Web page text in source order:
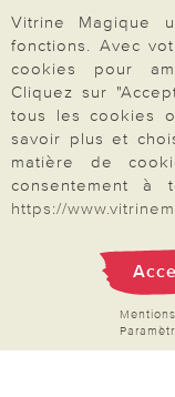
Inscription
Demande de
Données
Droit de
Rétractation
Paiement
Vitrine Magique
fonctions. Avec
cookies pour
Cliquez sur
tous les cookies
savoir plus et
matière de
consentement à
https://